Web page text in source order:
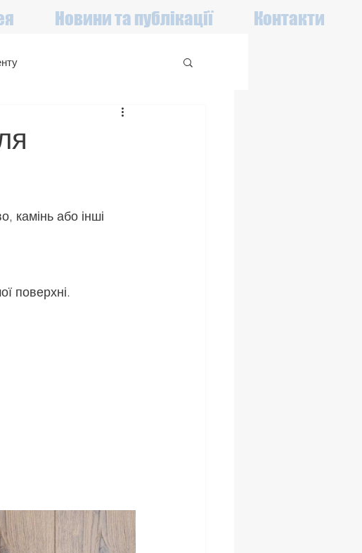
Новини та публікації Контакти
камінь або інші
поверхні.